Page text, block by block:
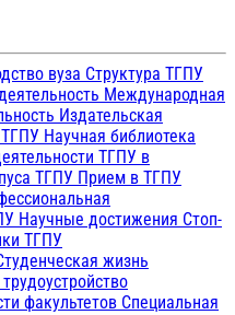
вуза Структура ТГПУ
Международная
Издательская
Научная библиотека
ТГПУ в
ТГПУ Прием в ТГПУ
Научные достижения Стоп-
ТГПУ
жизнь
факультетов Специальная